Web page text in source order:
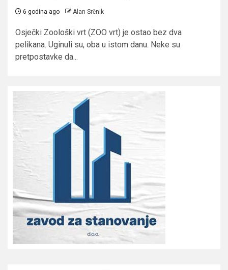
6 godina ago Alan Srčnik
Osječki Zoološki vrt (ZOO vrt) je ostao bez dva
pelikana. Uginuli su, oba u istom danu. Neke su
pretpostavke da...